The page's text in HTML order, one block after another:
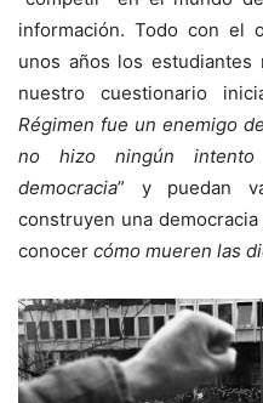
información. Todo con el
unos años los estudiantes
nuestro cuestionario
Régimen fue un enemigo
no hizo ningún
democracia” y puedan
construyen una
conocer cómo mueren las